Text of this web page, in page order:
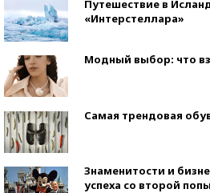
Путешествие в
«Интерстеллара»
Модный выбор: что
Самая трендовая
Знаменитости и
успеха со второй